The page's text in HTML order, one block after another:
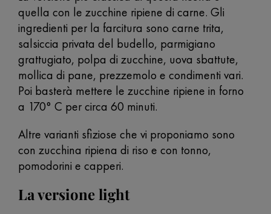
quella con le zucchine ripiene di carne. Gli
ingredienti per la farcitura sono carne trita,
salsiccia privata del budello, parmigiano
grattugiato, polpa di zucchine, uova sbattute,
mollica di pane, prezzemolo e condimenti vari.
Poi basterà mettere le zucchine ripiene in forno
a 170° C per circa 60 minuti.
Altre varianti sfiziose che vi proponiamo sono
con zucchina ripiena di riso e con tonno,
pomodorini e capperi.
La versione light